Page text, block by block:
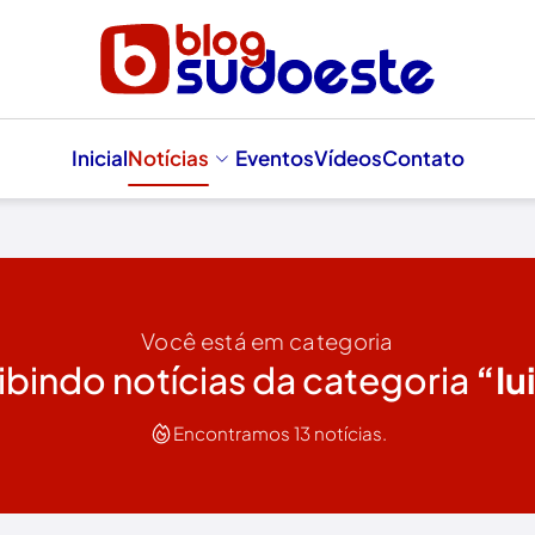
InicialNotícias EventosVídeosContato
Você está em categoria
notícias da categoria
Encontramos 13 notícias.